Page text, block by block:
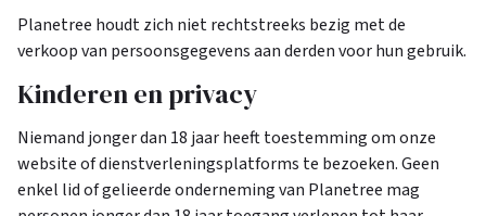
Planetree houdt zich niet rechtstreeks bezig met de
verkoop van persoonsgegevens aan derden voor hun gebruik.
Kinderen en privacy
Niemand jonger dan 18 jaar heeft toestemming om onze
website of dienstverleningsplatforms te bezoeken. Geen
enkel lid of gelieerde onderneming van Planetree mag